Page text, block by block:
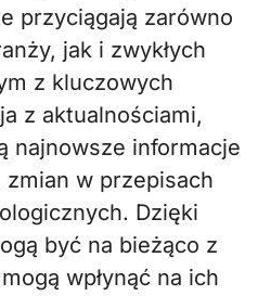
przyciągają zarówno
jak i zwykłych
z kluczowych
z aktualnościami,
najnowsze informacje
w przepisach
Dzięki
być na bieżąco z
wpłynąć na ich